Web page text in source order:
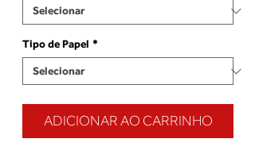
Tipo de Papel *
ADICIONAR AO CARRINHO